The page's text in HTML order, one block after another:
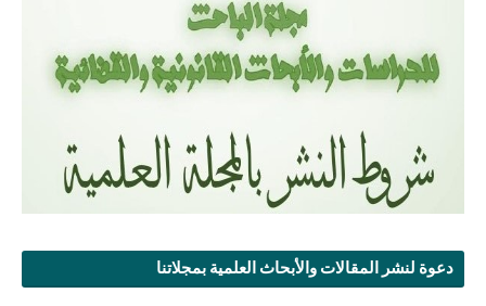
دعوة لنشر المقالات والأبحاث العلمية بمجلاتنا